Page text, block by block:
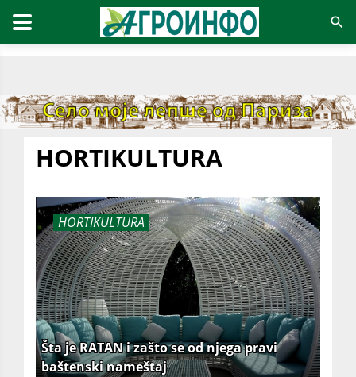
HORTIKULTURA
HORTIKULTURA
Šta je RATAN i zašto se od njega pravi
baštenski nameštaj